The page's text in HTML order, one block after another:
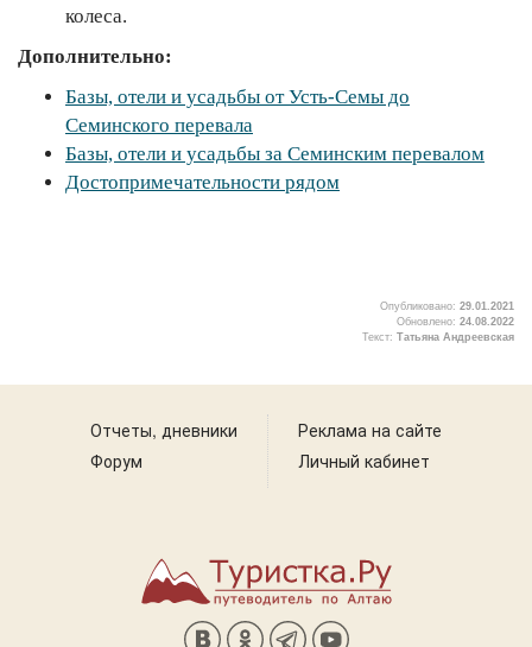
колеса.
Дополнительно:
Базы, отели и усадьбы от Усть-Семы до
Семинского перевала
Базы, отели и усадьбы за Семинским перевалом
Достопримечательности рядом
Опубликовано: 29.01.2021
Обновлено: 24.08.2022
Текст: Татьяна Андреевская
Отчеты, дневники
Форум
Реклама на сайте
Личный кабинет